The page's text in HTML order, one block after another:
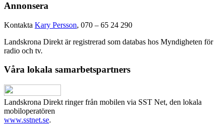
Annonsera
Kontakta Kary Persson, 070 – 65 24 290
Landskrona Direkt är registrerad som databas hos Myndigheten för
radio och tv.
Våra lokala samarbetspartners
Landskrona Direkt ringer från mobilen via SST Net, den lokala
mobiloperatören
www.sstnet.se.